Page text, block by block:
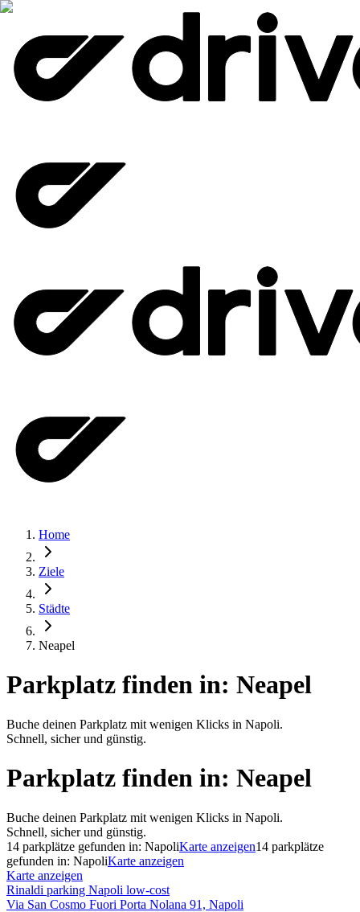
Home
Ziele
Städte
Neapel
Parkplatz finden in: Neapel
Buche deinen Parkplatz mit wenigen Klicks in Napoli.
Schnell, sicher und günstig.
Parkplatz finden in: Neapel
Buche deinen Parkplatz mit wenigen Klicks in Napoli.
Schnell, sicher und günstig.
14 parkplätze gefunden in: NapoliKarte anzeigen14 parkplätze
gefunden in: NapoliKarte anzeigen
Karte anzeigen
Rinaldi parking Napoli low-cost
Via San Cosmo Fuori Porta Nolana 91, Napoli